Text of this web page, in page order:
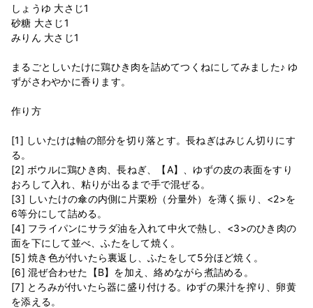
しょうゆ 大さじ1
砂糖 大さじ1
みりん 大さじ1
まるごとしいたけに鶏ひき肉を詰めてつくねにしてみました♪ ゆ
ずがさわやかに香ります。
作り方
[1] しいたけは軸の部分を切り落とす。長ねぎはみじん切りにす
る。
[2] ボウルに鶏ひき肉、長ねぎ、【A】、ゆずの皮の表面をすり
おろして入れ、粘りが出るまで手で混ぜる。
[3] しいたけの傘の内側に片栗粉（分量外）を薄く振り、<2>を
6等分にして詰める。
[4] フライパンにサラダ油を入れて中火で熱し、<3>のひき肉の
面を下にして並べ、ふたをして焼く。
[5] 焼き色が付いたら裏返し、ふたをして5分ほど焼く。
[6] 混ぜ合わせた【B】を加え、絡めながら煮詰める。
[7] とろみが付いたら器に盛り付ける。ゆずの果汁を搾り、卵黄
を添える。